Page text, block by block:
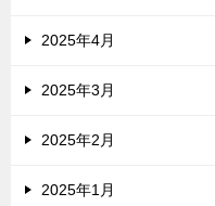
2025年4月
2025年3月
2025年2月
2025年1月